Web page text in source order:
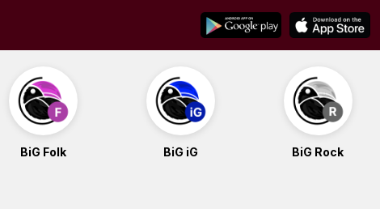
BiG Folk BiG iG BiG Rock